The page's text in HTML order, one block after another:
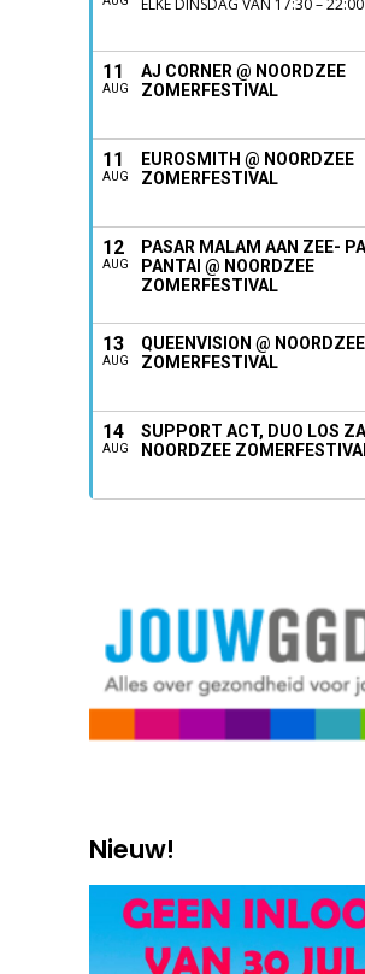
11
AUG
AJ CORNER @ NOORDZEE
ZOMERFESTIVAL
11
AUG
EUROSMITH @ NOORDZEE
ZOMERFESTIVAL
12
AUG
PASAR MALAM AAN ZEE-
PANTAI @ NOORDZEE
ZOMERFESTIVAL
13
AUG
QUEENVISION @ NOORDZEE
ZOMERFESTIVAL
14
AUG
SUPPORT ACT, DUO LOS
NOORDZEE
Nieuw!